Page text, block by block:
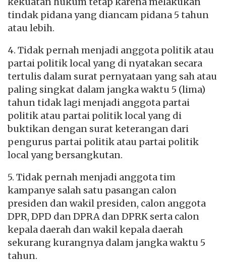
tindak pidana yang diancam pidana 5 tahun
atau lebih.
4. Tidak pernah menjadi anggota politik atau
partai politik local yang di nyatakan secara
tertulis dalam surat pernyataan yang sah atau
paling singkat dalam jangka waktu 5 (lima)
tahun tidak lagi menjadi anggota partai
politik atau partai politik local yang di
buktikan dengan surat keterangan dari
pengurus partai politik atau partai politik
local yang bersangkutan.
5. Tidak pernah menjadi anggota tim
kampanye salah satu pasangan calon
presiden dan wakil presiden, calon anggota
DPR, DPD dan DPRA dan DPRK serta calon
kepala daerah dan wakil kepala daerah
sekurang kurangnya dalam jangka waktu 5
tahun.